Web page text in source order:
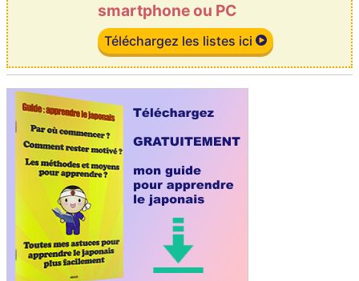
smartphone ou PC
Téléchargez les listes ici